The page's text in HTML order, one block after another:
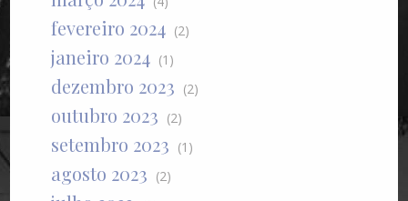
fevereiro 2024 (2)
janeiro 2024 (1)
dezembro 2023 (2)
outubro 2023 (2)
setembro 2023 (1)
agosto 2023 (2)